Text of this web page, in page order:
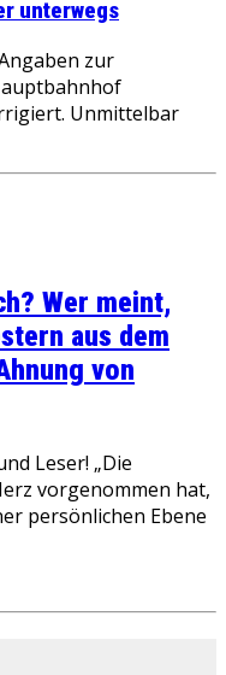
unterwegs
zur
Unmittelbar
Wer meint,
aus dem
von
Leser! „Die
vorgenommen hat,
persönlichen Ebene